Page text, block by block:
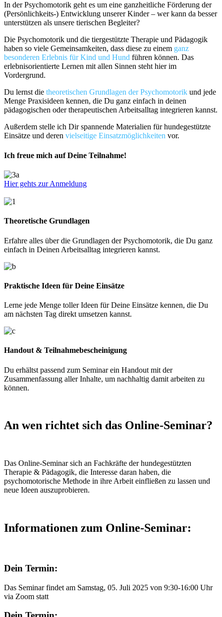
In der Psychomotorik geht es um eine ganzheitliche Förderung der
(Persönlichkeits-) Entwicklung unserer Kinder – wer kann da besser
unterstützen als unsere tierischen Begleiter?
Die Psychomotorik und die tiergestützte Therapie und Pädagogik
haben so viele Gemeinsamkeiten, dass diese zu einem ganz
besonderen Erlebnis für Kind und Hund führen können. Das
erlebnisorientierte Lernen mit allen Sinnen steht hier im
Vordergrund.
Du lernst die theoretischen Grundlagen der Psychomotorik und jede
Menge Praxisideen kennen, die Du ganz einfach in deinen
pädagogischen oder therapeutischen Arbeitsalltag integrieren kannst.
Außerdem stelle ich Dir spannende Materialien für hundegestützte
Einsätze und deren vielseitige Einsatzmöglichkeiten vor.
Ich freue mich auf Deine Teilnahme!
Hier gehts zur Anmeldung
Theoretische Grundlagen
Erfahre alles über die Grundlagen der Psychomotorik, die Du ganz
einfach in Deinen Arbeitsalltag integrieren kannst.
Praktische Ideen für Deine Einsätze
Lerne jede Menge toller Ideen für Deine Einsätze kennen, die Du
am nächsten Tag direkt umsetzen kannst.
Handout & Teilnahmebescheinigung
Du erhältst passend zum Seminar ein Handout mit der
Zusammenfassung aller Inhalte, um nachhaltig damit arbeiten zu
können.
An wen richtet sich das Online-Seminar?
Das Online-Seminar sich an Fachkräfte der hundegestützten
Therapie & Pädagogik, die Interesse daran haben, die
psychomotorische Methode in ihre Arbeit einfließen zu lassen und
neue Ideen auszuprobieren.
Informationen zum Online-Seminar:
Dein Termin:
Das Seminar findet am Samstag, 05. Juli 2025 von 9:30-16:00 Uhr
via Zoom statt